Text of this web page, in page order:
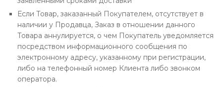
Если Товар, заказанный Покупателем, отсутствует в
наличии у Продавца, Заказ в отношении данного
Товара аннулируется, о чем Покупатель уведомляется
посредством информационного сообщения по
электронному адресу, указанному при регистрации,
либо на телефонный номер Клиента либо звонком
оператора.